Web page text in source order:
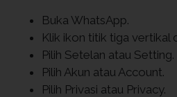
Buka WhatsApp.
Klik ikon titik tiga vertikal
Pilih Setelan atau Setting.
Pilih Akun atau Account.
Pilih Privasi atau Privacy.